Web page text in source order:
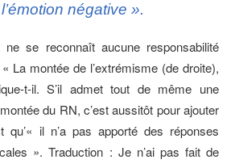
négative ».
se reconnaît aucune responsabilité
La montée de l’extrémisme (de droite),
t-il. S’il admet tout de même une
du RN, c’est aussitôt pour ajouter
qu’« il n’a pas apporté des réponses
». Traduction : Je n’ai pas fait de